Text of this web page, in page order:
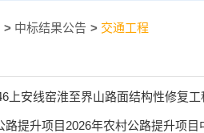
> 中标结果公告 > 交通工程